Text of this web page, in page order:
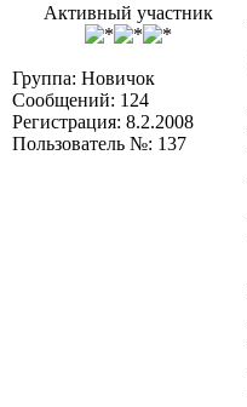
Активный участник
Группа: Новичок
Сообщений: 124
Регистрация: 8.2.2008
Пользователь №: 137